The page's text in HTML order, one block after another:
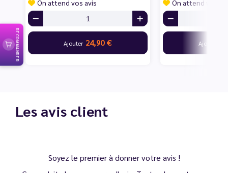
On attend vos avis
Ajouter 24,90 €
On attend vos
Ajouter
Les avis client
Soyez le premier à donner votre avis !
RECOMMANDER